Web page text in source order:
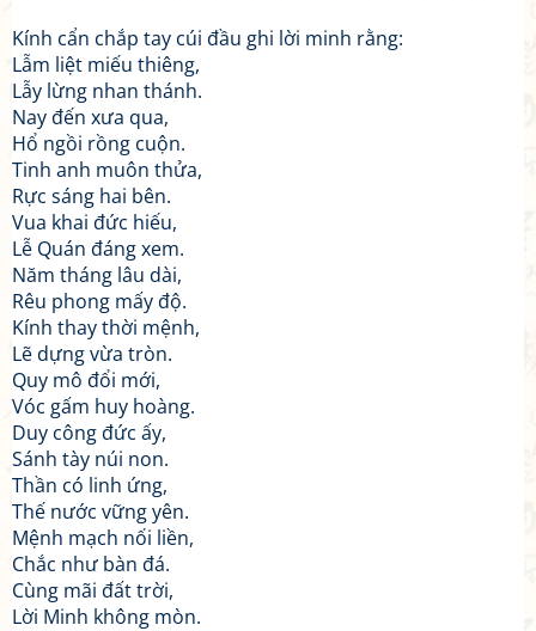
Kính cẩn chắp tay cúi đầu ghi lời minh rằng:
Lẫm liệt miếu thiêng,
Lẫy lừng nhan thánh.
Nay đến xưa qua,
Hổ ngồi rồng cuộn.
Tinh anh muôn thửa,
Rực sáng hai bên.
Vua khai đức hiếu,
Lễ Quán đáng xem.
Năm tháng lâu dài,
Rêu phong mấy độ.
Kính thay thời mệnh,
Lẽ dựng vừa tròn.
Quy mô đổi mới,
Vóc gấm huy hoàng.
Duy công đức ấy,
Sánh tày núi non.
Thần có linh ứng,
Thế nước vững yên.
Mệnh mạch nối liền,
Chắc như bàn đá.
Cùng mãi đất trời,
Lời Minh không mòn.